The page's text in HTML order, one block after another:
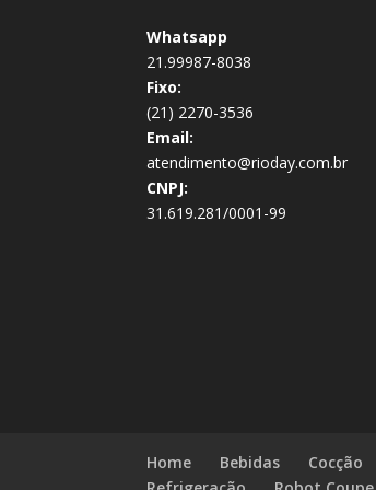
Whatsapp
21.99987-8038
Fixo:
(21) 2270-3536
Email:
atendimento@rioday.com.br
CNPJ:
31.619.281/0001-99
Home Bebidas Cocção